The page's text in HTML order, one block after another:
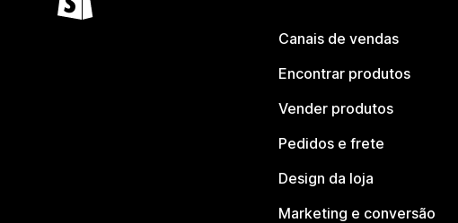
Canais de vendas
Encontrar produtos
Vender produtos
Pedidos e frete
Design da loja
Marketing e conversão